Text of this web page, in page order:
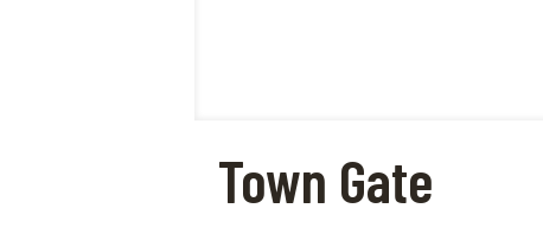
Town Gate